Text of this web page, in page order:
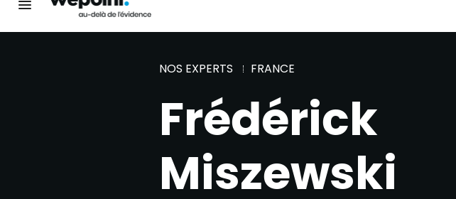
Ouvrir la navigation principale
NOS EXPERTS FRANCE
Frédérick
Miszewski